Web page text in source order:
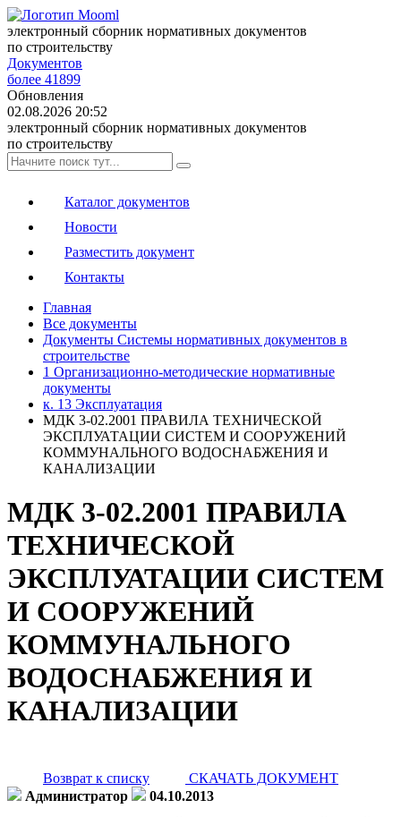
электронный сборник нормативных документов
по строительству
Документов
более 41899
Обновления
02.08.2026 20:52
электронный сборник нормативных документов
по строительству
Каталог документов
Новости
Разместить документ
Контакты
Главная
Все документы
Документы Системы нормативных документов в
строительстве
1 Организационно-методические нормативные
документы
к. 13 Эксплуатация
МДК 3-02.2001 ПРАВИЛА ТЕХНИЧЕСКОЙ
ЭКСПЛУАТАЦИИ СИСТЕМ И СООРУЖЕНИЙ
КОММУНАЛЬНОГО ВОДОСНАБЖЕНИЯ И
КАНАЛИЗАЦИИ
МДК 3-02.2001 ПРАВИЛА
ТЕХНИЧЕСКОЙ
ЭКСПЛУАТАЦИИ СИСТЕМ
И СООРУЖЕНИЙ
КОММУНАЛЬНОГО
ВОДОСНАБЖЕНИЯ И
КАНАЛИЗАЦИИ
Возврат к списку
СКАЧАТЬ ДОКУМЕНТ
Администратор
04.10.2013